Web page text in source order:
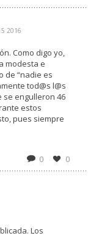
2016
Como digo yo,
modesta e
de “nadie es
tod@s l@s
se engulleron 46
estos
pues siempre
0 0
Los